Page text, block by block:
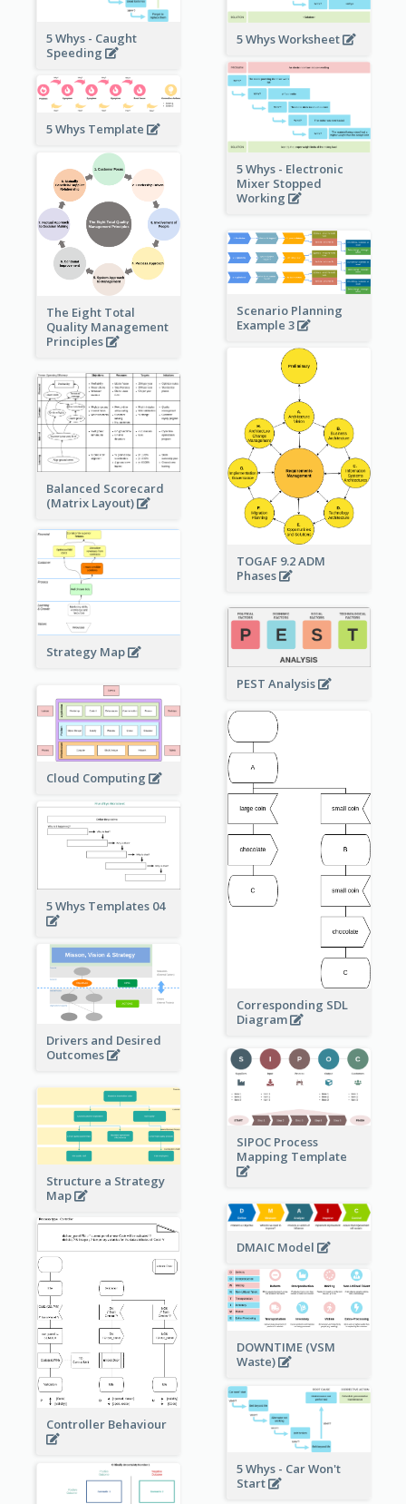
5 Whys - Caught
Speeding
5 Whys Worksheet
5 Whys - Electronic
Mixer Stopped
Working
5 Whys Template
The Eight Total
Quality Management
Principles
Scenario Planning
Example 3
TOGAF 9.2 ADM
Phases
Balanced Scorecard
(Matrix Layout)
Strategy Map
PEST Analysis
Cloud Computing
Corresponding SDL
Diagram
5 Whys Templates 04
Drivers and Desired
Outcomes
SIPOC Process
Mapping Template
Structure a Strategy
Map
DMAIC Model
Controller Behaviour
DOWNTIME (VSM
Waste)
5 Whys - Car Won't
Start